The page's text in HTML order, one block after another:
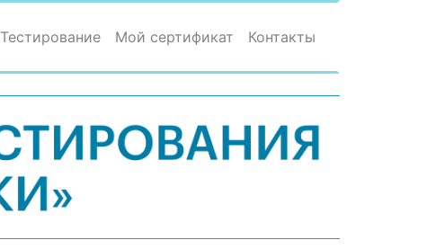
Тестирование Мой сертификат Контакты